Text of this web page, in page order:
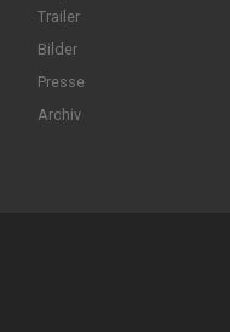
Trailer
Bilder
Presse
Archiv